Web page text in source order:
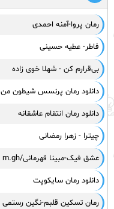
رمان پروا-آمنه احمدی
فاطر- عطیه حسینی
بی‌قرارم کن - شهلا خوی زاده
دانلود رمان پرنسس شیطون من
دانلود رمان انتقام عاشقانه
چیترا - زهرا رمضانی
عشق فیک-مبینا قهرمانی/m.gh
دانلود رمان سایکوپت
رمان تسکین قلبم-نگین رستمی